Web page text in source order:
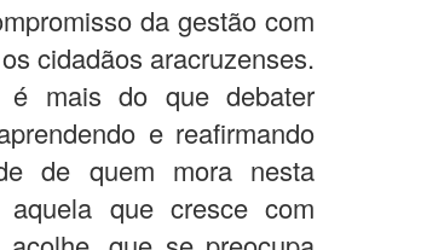
da gestão com
cidadãos aracruzenses.
é mais do que debater
e reafirmando
de quem mora nesta
que cresce com